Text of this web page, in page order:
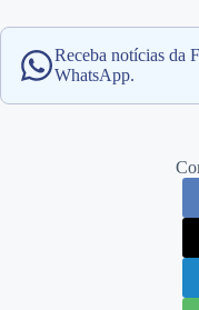
Receba notícias da
WhatsApp.